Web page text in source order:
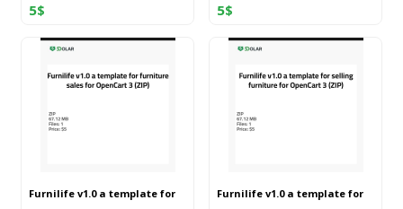
5$ 5$
Furnilife v1.0 a template for
Furnilife v1.0 a template for